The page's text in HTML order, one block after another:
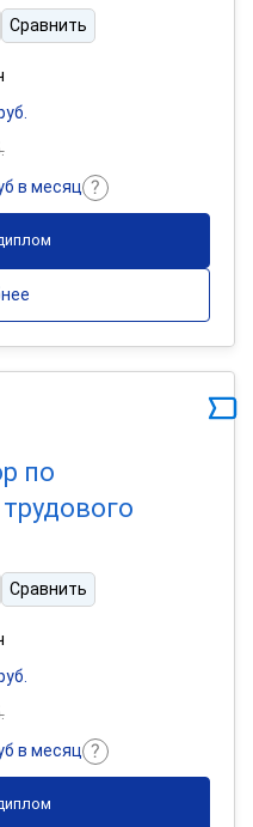
Сравнить
в месяц
по
Сравнить
в месяц